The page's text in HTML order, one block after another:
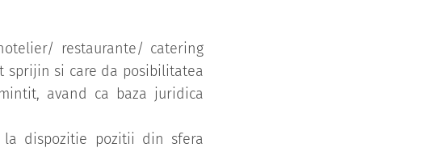
restaurante/ catering
sprijin si care da posibilitatea
avand ca baza juridica
dispozitie pozitii din sfera